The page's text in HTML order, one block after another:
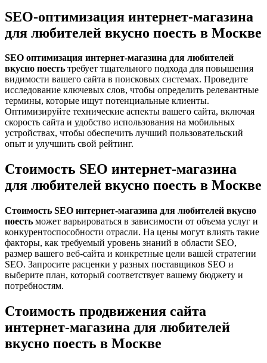
SEO-оптимизация интернет-магазина
для любителей вкусно поесть в Москве
SEO оптимизация интернет-магазина для любителей
вкусно поесть требует тщательного подхода для повышения
видимости вашего сайта в поисковых системах. Проведите
исследование ключевых слов, чтобы определить релевантные
термины, которые ищут потенциальные клиенты.
Оптимизируйте технические аспекты вашего сайта, включая
скорость сайта и удобство использования на мобильных
устройствах, чтобы обеспечить лучший пользовательский
опыт и улучшить свой рейтинг.
Стоимость SEO интернет-магазина
для любителей вкусно поесть в Москве
Стоимость SEO интернет-магазина для любителей вкусно
поесть может варьироваться в зависимости от объема услуг и
конкурентоспособности отрасли. На цены могут влиять такие
факторы, как требуемый уровень знаний в области SEO,
размер вашего веб-сайта и конкретные цели вашей стратегии
SEO. Запросите расценки у разных поставщиков SEO и
выберите план, который соответствует вашему бюджету и
потребностям.
Стоимость продвижения сайта
интернет-магазина для любителей
вкусно поесть в Москве